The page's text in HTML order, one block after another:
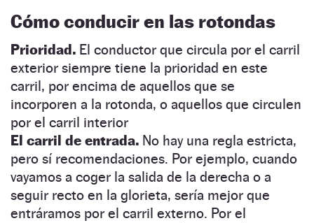
Cómo conducir en las rotondas
Prioridad. El conductor que circula por el carril
exterior siempre tiene la prioridad en este
carril, por encima de aquellos que se
incorporen a la rotonda, o aquellos que circulen
por el carril interior
El carril de entrada. No hay una regla estricta,
pero sí recomendaciones. Por ejemplo, cuando
vayamos a coger la salida de la derecha o a
seguir recto en la glorieta, sería mejor que
entráramos por el carril externo. Por el